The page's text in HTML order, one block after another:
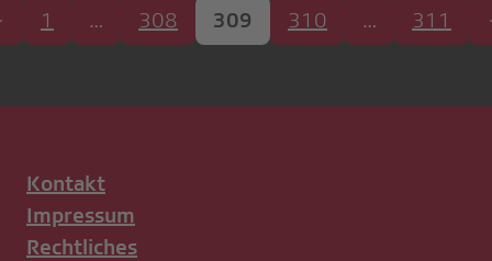
1 … 308 309 310 … 311
Kontakt
Impressum
Rechtliches